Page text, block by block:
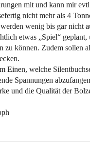
mit und kann mir
nicht mehr als 4
wenig bis gar nicht
etwas „Spiel“
zu können. Zudem sollen
Einen, welche
Spannungen
und die Qualität der